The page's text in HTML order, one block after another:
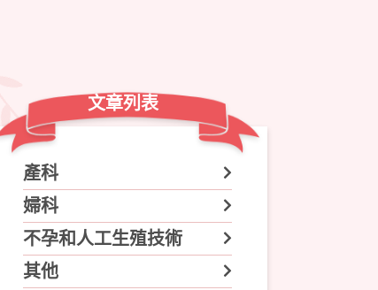
文章列表
產科
婦科
不孕和人工生殖技術
其他